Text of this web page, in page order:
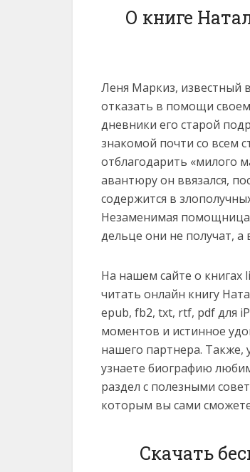
О книге
Леня Маркиз, известный
отказать в помощи
дневники его старой
знакомой почти со всем
отблагодарить «милого
авантюру он ввязался,
содержится в
Незаменимая помощница
дельце они не получат, а
На нашем сайте о книгах
читать онлайн книгу
epub, fb2, txt, rtf, pdf для
моментов и истинное
нашего партнера. Также,
узнаете биографию
раздел с полезными
которым вы сами
Скачать